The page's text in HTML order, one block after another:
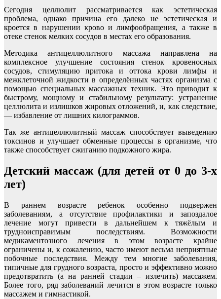
Сегодня целлюлит рассматривается как эстетическая
проблема, однако причина его далеко не эстетическая и
кроется в нарушении крово и лимфообращения, а также в
отеке стенок мелких сосудов в местах его образования.
Методика антицеллюлитного массажа направлена на
комплексное улучшение состояния стенок кровеносных
сосудов, стимуляцию притока и оттока крови лимфы и
межклеточной жидкости в определённых частях организма с
помощью специальных массажных техник. Это приводит к
быстрому, мощному и стабильному результату: устранение
целлюлита и излишков жировых отложений, и, как следствие,
— избавление от лишних килограммов.
Так же антицеллюлитный массаж способствует выведению
токсинов и улучшает обменные процессы в организме, что
также способствует сжиганию подкожного жира.
Детский массаж (для детей от 0 до 3-х
лет)
В раннем возрасте ребенок особенно подвержен
заболеваниям, а отсутствие профилактики и запоздалое
лечение могут привести в дальнейшем к тяжёлым и
трудноисправимым последствиям. Возможности
медикаментозного лечения в этом возрасте крайне
ограничены и, к сожалению, часто имеют весьма неприятные
побочные последствия. Между тем многие заболевания,
типичные для грудного возраста, просто и эффективно можно
предотвратить (а на ранней стадии – излечить) массажем.
Более того, ряд заболеваний лечится в этом возрасте только
массажем и гимнастикой.